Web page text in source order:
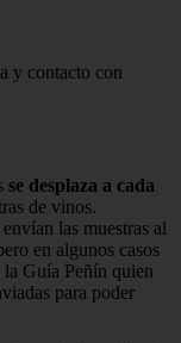
y contacto con
se desplaza a cada
de vinos.
las muestras al
en algunos casos
la Guía Peñín quien
para poder